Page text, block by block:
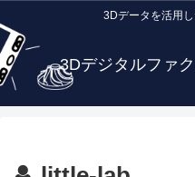
3Dデータを活用
3Dデジタルファ